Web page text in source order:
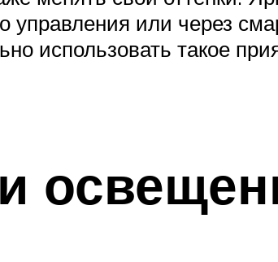
управления или через
использовать такое